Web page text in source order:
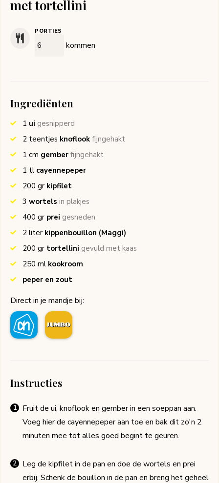
met tortellini
PORTIES
kommen
Ingrediënten
1 ui gesnipperd
2 teentjes knoflook fijngehakt
1 cm gember fijngehakt
1 tl cayennepeper
200 gr kipfilet
3 wortels in plakjes
400 gr prei gesneden
2 liter kippenbouillon (Maggi)
200 gr tortellini gevuld met kaas
250 ml kookroom
peper en zout
Direct in je mandje bij:
Instructies
Fruit de ui, knoflook en gember in een soeppan aan.
Voeg hier de cayennepeper aan toe en bak dit zo'n 2
minuten mee tot alles goed begint te geuren.
Leg de kipfilet in de pan en doe de wortels en prei
erbij. Schenk de bouillon in de pan en breng het geheel